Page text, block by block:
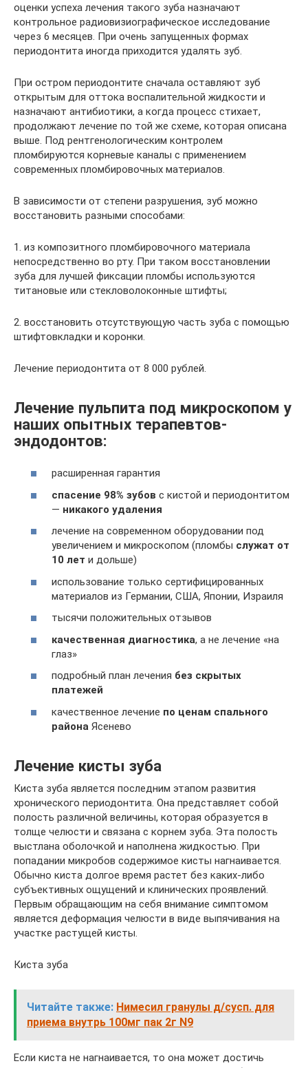
оценки успеха лечения такого зуба назначают
контрольное радиовизиографическое исследование
через 6 месяцев. При очень запущенных формах
периодонтита иногда приходится удалять зуб.
При остром периодонтите сначала оставляют зуб
открытым для оттока воспалительной жидкости и
назначают антибиотики, а когда процесс стихает,
продолжают лечение по той же схеме, которая описана
выше. Под рентгенологическим контролем
пломбируются корневые каналы с применением
современных пломбировочных материалов.
В зависимости от степени разрушения, зуб можно
восстановить разными способами:
1. из композитного пломбировочного материала
непосредственно во рту. При таком восстановлении
зуба для лучшей фиксации пломбы используются
титановые или стекловолоконные штифты;
2. восстановить отсутствующую часть зуба с помощью
штифтовкладки и коронки.
Лечение периодонтита от 8 000 рублей.
Лечение пульпита под микроскопом у
наших опытных терапевтов-
эндодонтов:
расширенная гарантия
спасение 98% зубов с кистой и периодонтитом
— никакого удаления
лечение на современном оборудовании под
увеличением и микроскопом (пломбы служат от
10 лет и дольше)
использование только сертифицированных
материалов из Германии, США, Японии, Израиля
тысячи положительных отзывов
качественная диагностика, а не лечение «на
глаз»
подробный план лечения без скрытых
платежей
качественное лечение по ценам спального
района Ясенево
Лечение кисты зуба
Киста зуба является последним этапом развития
хронического периодонтита. Она представляет собой
полость различной величины, которая образуется в
толще челюсти и связана с корнем зуба. Эта полость
выстлана оболочкой и наполнена жидкостью. При
попадании микробов содержимое кисты нагнаивается.
Обычно киста долгое время растет без каких-либо
субъективных ощущений и клинических проявлений.
Первым обращающим на себя внимание симптомом
является деформация челюсти в виде выпячивания на
участке растущей кисты.
Киста зуба
Читайте также: Нимесил гранулы д/сусп. для
приема внутрь 100мг пак 2г N9
Если киста не нагнаивается, то она может достичь